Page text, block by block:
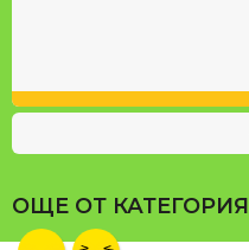
ОЩЕ ОТ КАТЕГОРИЯ